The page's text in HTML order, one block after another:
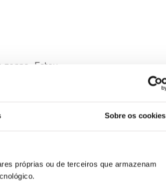
Sobre os cookies
próprias ou de terceiros que armazenam
Estou
mim. Tive
ser um